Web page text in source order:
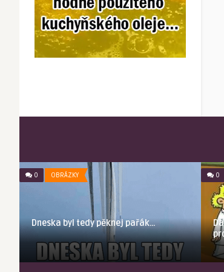
0 OBRÁZKY
Dneska byl tedy pěknej pařák…
0